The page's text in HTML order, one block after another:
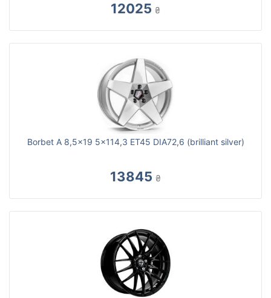
12025 ₴
Borbet A 8,5x19 5x114,3 ET45 DIA72,6 (brilliant silver)
13845 ₴